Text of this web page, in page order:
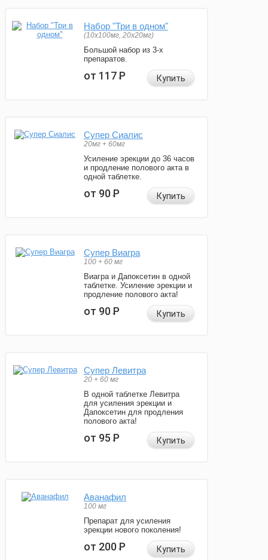
Набор "Три в одном"
(10x100мг, 20x20мг)
Большой набор из 3-х
препаратов.
от 117Р Купить
Супер Сиалис
20мг + 60мг
Усиление эрекции до 36 часов
и продление полового акта в
одной таблетке.
от 90Р Купить
Супер Виагра
100 + 60 мг
Виагра и Дапоксетин в одной
таблетке. Усиление эрекции и
продление полового акта!
от 90Р Купить
Супер Левитра
20 + 60 мг
В одной таблетке Левитра
для усиления эрекции и
Дапоксетин для продления
полового акта!
от 95Р Купить
Аванафил
100 мг
Препарат для усиления
эрекции нового поколения!
от 200Р Купить